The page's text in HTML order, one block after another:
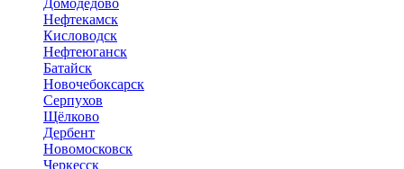
Нефтекамск
Кисловодск
Нефтеюганск
Батайск
Новочебоксарск
Серпухов
Щёлково
Дербент
Новомосковск
Черкесск